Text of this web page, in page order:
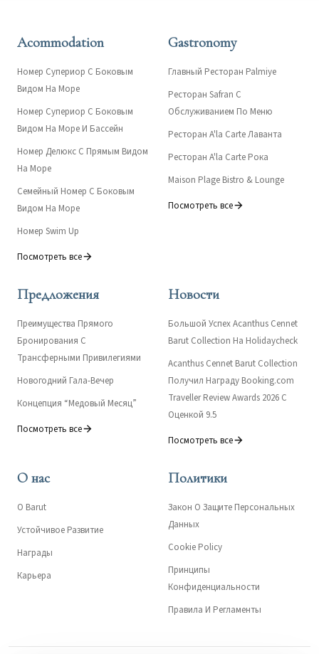
Acommodation
Номер Супериор С Боковым
Видом На Море
Номер Супериор С Боковым
Видом На Море И Бассейн
Номер Делюкс С Прямым Видом
На Море
Семейный Номер С Боковым
Видом На Море
Номер Swim Up
Посмотреть все
Gastronomy
Главный Ресторан Palmiye
Ресторан Safran С
Обслуживанием По Меню
Ресторан A'la Carte Лаванта
Ресторан A'la Carte Рока
Maison Plage Bistro & Lounge
Посмотреть все
Предложения
Преимущества Прямого
Бронирования С
Трансферными Привилегиями
Новогодний Гала-Вечер
Концепция “Медовый Месяц”
Посмотреть все
Новости
Большой Успех Acanthus Cennet
Barut Collection На Holidaycheck
Acanthus Cennet Barut Collection
Получил Награду Booking.com
Traveller Review Awards 2026 С
Оценкой 9.5
Посмотреть все
О нас
О Barut
Устойчивое Развитие
Награды
Карьера
Политики
Закон О Защите Персональных
Данных
Cookie Policy
Принципы
Конфиденциальности
Правила И Регламенты